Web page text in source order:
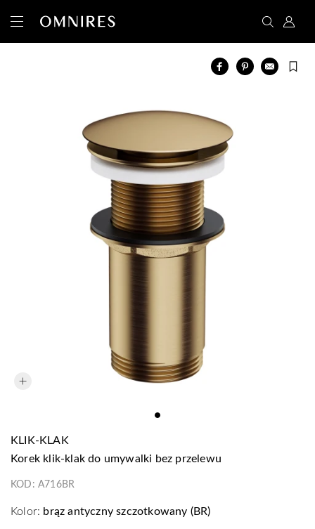
KLIK-KLAK
korek klik-klak do umywalki bez przelewu
KOD: A716BR
Kolor: brąz antyczny szczotkowany (BR)